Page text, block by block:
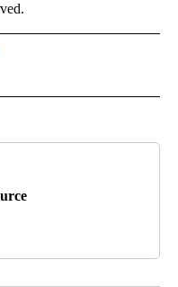
RECEIVE NOTIFICATIONS ABOUT